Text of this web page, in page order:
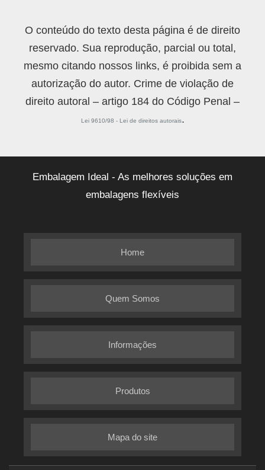
O conteúdo do texto desta página é de direito
reservado. Sua reprodução, parcial ou total,
mesmo citando nossos links, é proibida sem a
autorização do autor. Crime de violação de
direito autoral – artigo 184 do Código Penal –
Lei 9610/98 - Lei de direitos autorais.
Embalagem Ideal - As melhores soluções em
embalagens flexíveis
Home
Quem Somos
Informações
Produtos
Mapa do site